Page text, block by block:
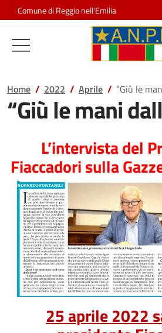
Salta al contenuto
Comune di Reggio nell'Emilia
Associazione
Home 2022 Aprile “Giù le
“Giù le mani
L’intervista del
Fiaccadori sulla
25 aprile 2022